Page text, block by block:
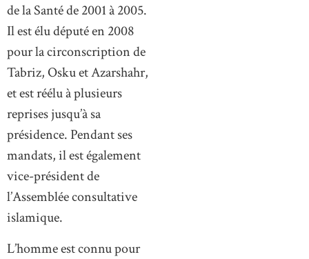
de la Santé de 2001 à 2005.
Il est élu député en 2008
pour la circonscription de
Tabriz, Osku et Azarshahr,
et est réélu à plusieurs
reprises jusqu’à sa
présidence. Pendant ses
mandats, il est également
vice-président de
l’Assemblée consultative
islamique.
L’homme est connu pour